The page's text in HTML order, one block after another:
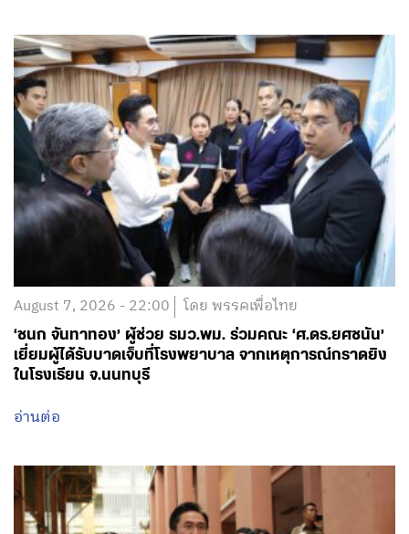
August 7, 2026 - 22:00 โดย พรรคเพื่อไทย
‘ชนก จันทาทอง’ ผู้ช่วย รมว.พม. ร่วมคณะ ‘ศ.ดร.ยศชนัน’
เยี่ยมผู้ได้รับบาดเจ็บที่โรงพยาบาล จากเหตุการณ์กราดยิง
ในโรงเรียน จ.นนทบุรี
อ่านต่อ